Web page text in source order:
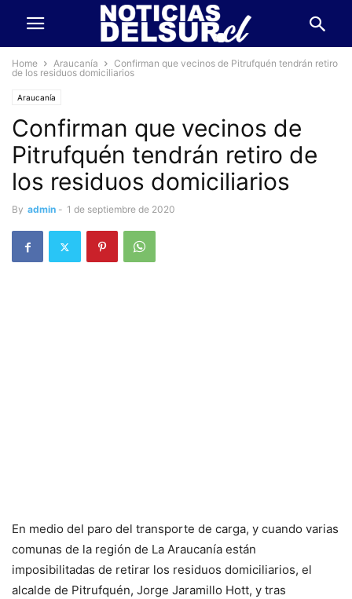
Home Araucanía
Confirman que vecinos de Pitrufquén tendrán retiro
de los residuos domiciliarios
Araucanía
Confirman que vecinos de
Pitrufquén tendrán retiro de
los residuos domiciliarios
By admin - 1 de septiembre de 2020
En medio del paro del transporte de carga, y cuando varias
comunas de la región de La Araucanía están
imposibilitadas de retirar los residuos domiciliarios, el
alcalde de Pitrufquén, Jorge Jaramillo Hott, y tras